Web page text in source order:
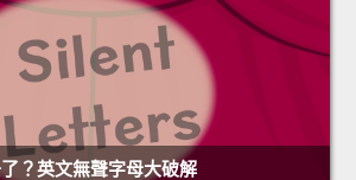
？英文無聲字母大破解